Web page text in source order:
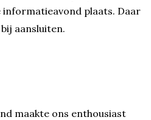
plaats. Daar
aansluiten.
maakte ons enthousiast